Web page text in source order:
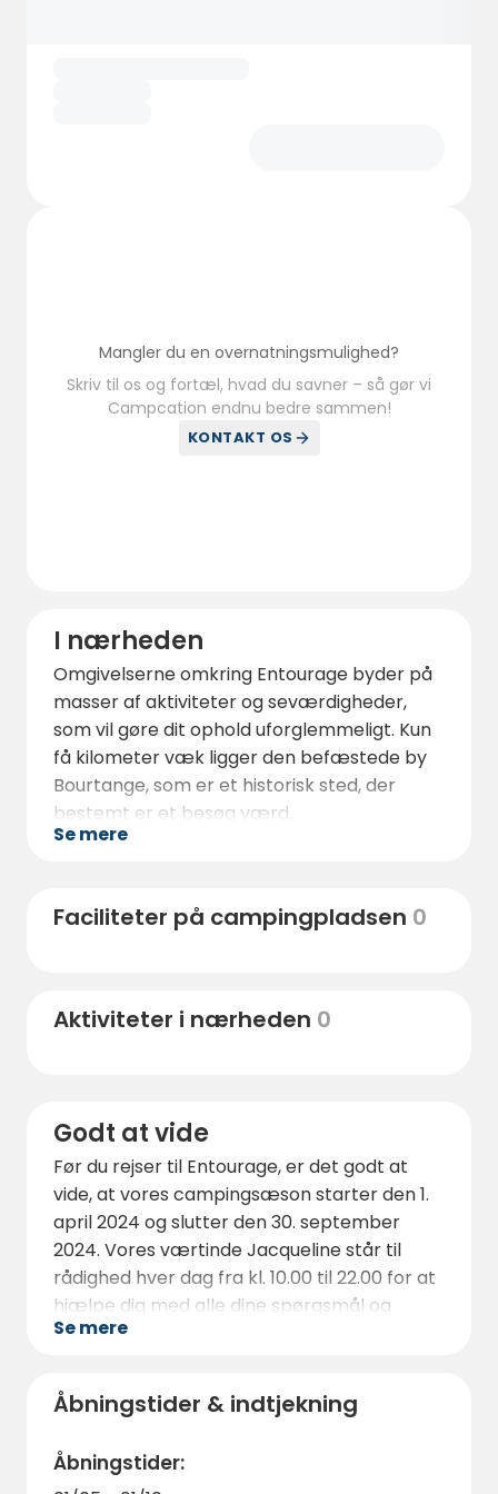
Mangler du en overnatningsmulighed?
Skriv til os og fortæl, hvad du savner – så gør vi
Campcation endnu bedre sammen!
KONTAKT OS
I nærheden
Omgivelserne omkring Entourage byder på
masser af aktiviteter og seværdigheder,
som vil gøre dit ophold uforglemmeligt. Kun
få kilometer væk ligger den befæstede by
Bourtange, som er et historisk sted, der
bestemt er et besøg værd.
uopdagede landskab i Østgrönland.
fauna. Besøg de nærliggende
Der er også flere restauranter, barer og
lokale specialiteter og hyggeligt samvær.
Se mere
Faciliteter på campingpladsen 0
Aktiviteter i nærheden 0
Godt at vide
Før du rejser til Entourage, er det godt at
vide, at vores campingsæson starter den 1.
april 2024 og slutter den 30. september
2024. Vores værtinde Jacqueline står til
rådighed hver dag fra kl. 10.00 til 22.00 for at
hjælpe dig med alle dine spørgsmål og
ønsker.
dette kan justeres efter fælles aftale.
forhånd for at undgå skuffelser, især i
Se mere
Åbningstider & indtjekning
Åbningstider: